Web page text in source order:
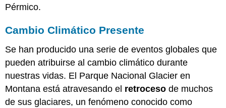
Pérmico.
Cambio Climático Presente
Se han producido una serie de eventos globales que
pueden atribuirse al cambio climático durante
nuestras vidas. El Parque Nacional Glacier en
Montana está atravesando el retroceso de muchos
de sus glaciares, un fenómeno conocido como